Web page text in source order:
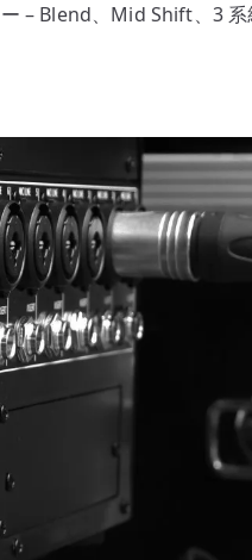
– Blend、Mid Shift、3 系